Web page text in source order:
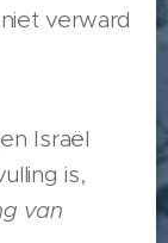
verward
Israël
is,
van